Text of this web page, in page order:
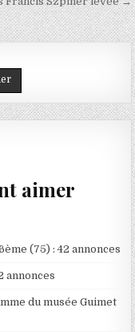
aimer
(75) : 42 annonces
annonces
du musée Guimet